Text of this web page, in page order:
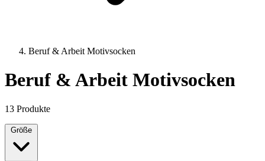
Beruf & Arbeit Motivsocken
Beruf & Arbeit Motivsocken
13 Produkte
Größe